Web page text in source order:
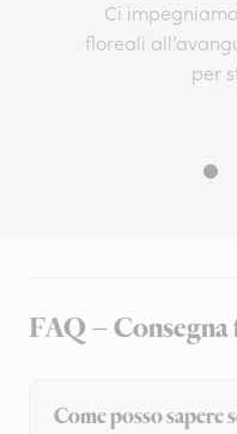
Ci
floreali
per
FAQ –
Come posso sapere